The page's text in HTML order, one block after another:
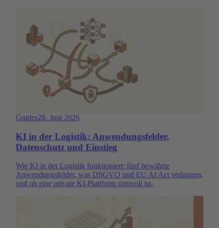
Guides28. Juni 2026
KI in der Logistik: Anwendungsfelder,
Datenschutz und Einstieg
Wie KI in der Logistik funktioniert: fünf bewährte
Anwendungsfelder, was DSGVO und EU AI Act verlangen,
und ob eine private KI-Plattform sinnvoll ist.